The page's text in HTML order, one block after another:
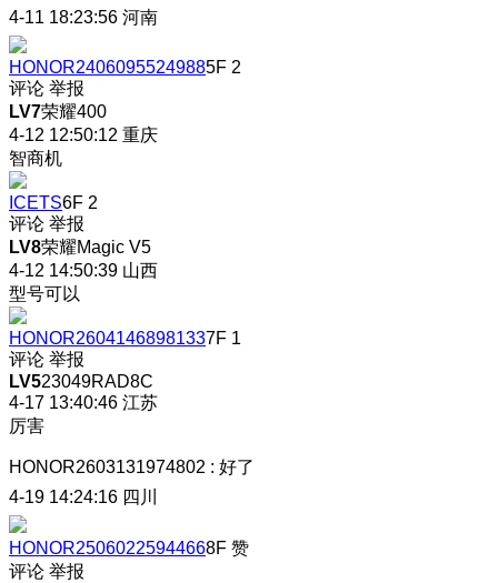
4-11 18:23:56 河南
HONOR24060955249885F 2
评论 举报
LV7荣耀400
4-12 12:50:12 重庆
智商机
ICETS6F 2
评论 举报
LV8荣耀Magic V5
4-12 14:50:39 山西
型号可以
HONOR26041468981337F 1
评论 举报
LV523049RAD8C
4-17 13:40:46 江苏
厉害
HONOR2603131974802 : 好了
4-19 14:24:16 四川
HONOR25060225944668F 赞
评论 举报